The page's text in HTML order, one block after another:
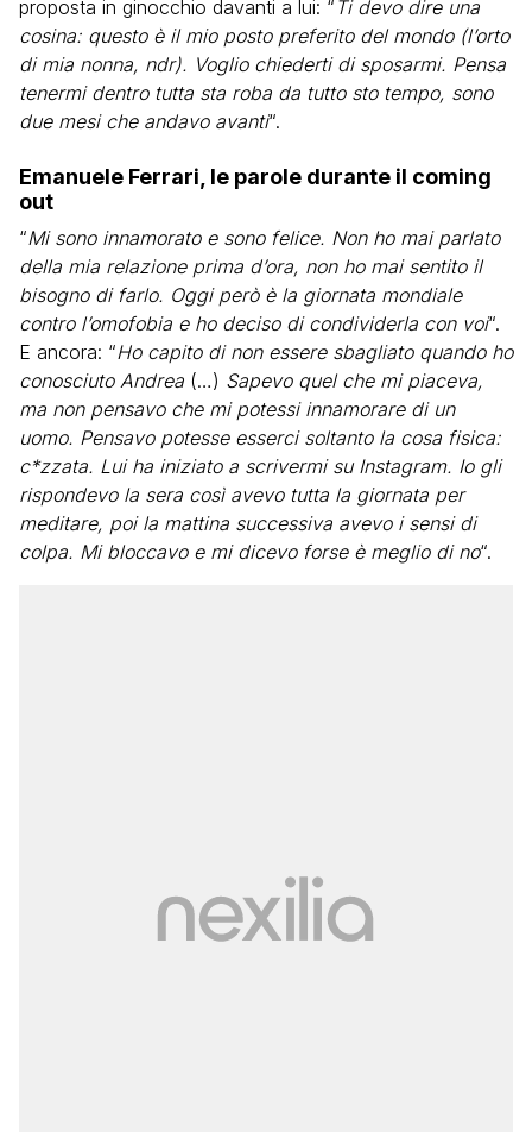
proposta in ginocchio davanti a lui: “ Ti devo dire una
cosina: questo è il mio posto preferito del mondo (l’orto
di mia nonna, ndr). Voglio chiederti di sposarmi. Pensa
tenermi dentro tutta sta roba da tutto sto tempo, sono
due mesi che andavo avanti“.
Emanuele Ferrari, le parole durante il coming
out
“Mi sono innamorato e sono felice. Non ho mai parlato
della mia relazione prima d’ora, non ho mai sentito il
bisogno di farlo. Oggi però è la giornata mondiale
contro l’omofobia e ho deciso di condividerla con voi“.
E ancora: “Ho capito di non essere sbagliato quando ho
conosciuto Andrea (…) Sapevo quel che mi piaceva,
ma non pensavo che mi potessi innamorare di un
uomo. Pensavo potesse esserci soltanto la cosa fisica:
c*zzata. Lui ha iniziato a scrivermi su Instagram. Io gli
rispondevo la sera così avevo tutta la giornata per
meditare, poi la mattina successiva avevo i sensi di
colpa. Mi bloccavo e mi dicevo forse è meglio di no“.